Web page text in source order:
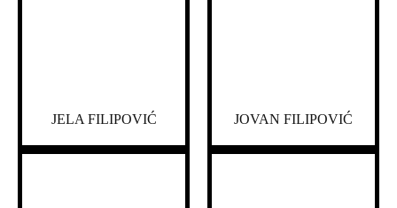
JELA FILIPOVIĆ JOVAN FILIPOVIĆ